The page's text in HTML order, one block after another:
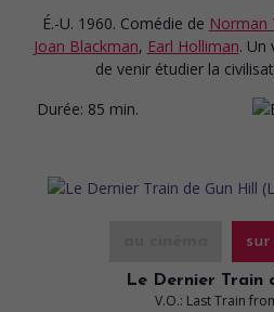
É.-U. 1960. Comédie de Norman
Joan Blackman, Earl Holliman. Un
de venir étudier la
Durée: 85 min.
sur
Le Dernier Train
V.O.: Last Train